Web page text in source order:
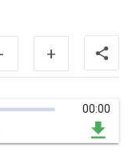
- +
00:00